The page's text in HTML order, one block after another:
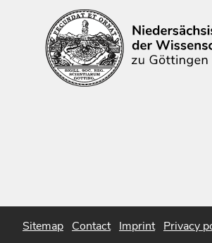
Sitemap Contact Imprint Privacy